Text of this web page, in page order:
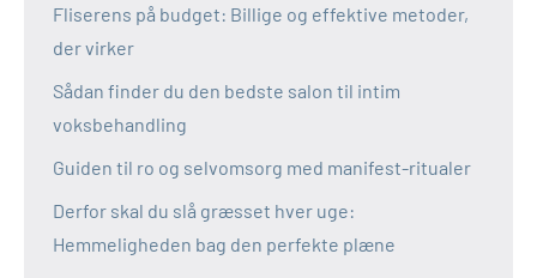
Fliserens på budget: Billige og effektive metoder,
der virker
Sådan finder du den bedste salon til intim
voksbehandling
Guiden til ro og selvomsorg med manifest-ritualer
Derfor skal du slå græsset hver uge:
Hemmeligheden bag den perfekte plæne